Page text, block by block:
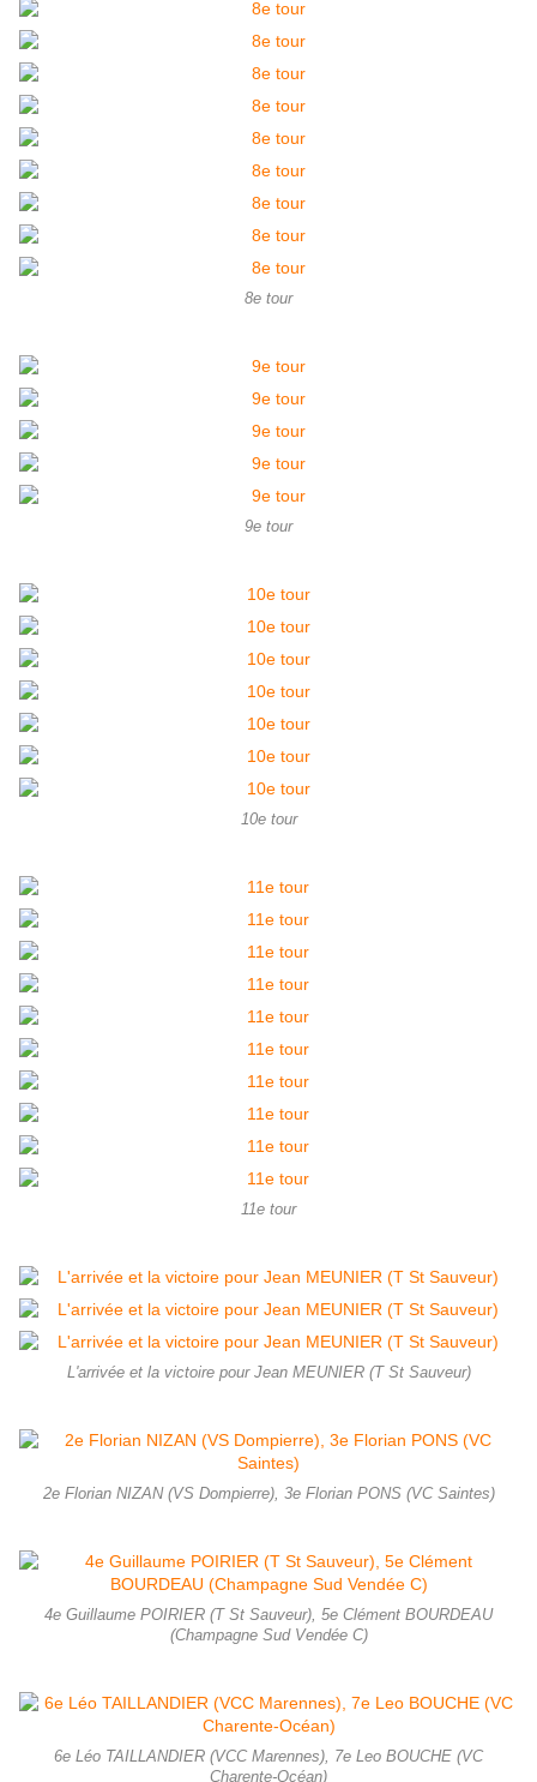
8e tour
9e tour
10e tour
11e tour
L'arrivée et la victoire pour Jean MEUNIER (T St Sauveur)
2e Florian NIZAN (VS Dompierre), 3e Florian PONS (VC Saintes)
4e Guillaume POIRIER (T St Sauveur), 5e Clément BOURDEAU
(Champagne Sud Vendée C)
6e Léo TAILLANDIER (VCC Marennes), 7e Leo BOUCHE (VC
Charente-Océan)